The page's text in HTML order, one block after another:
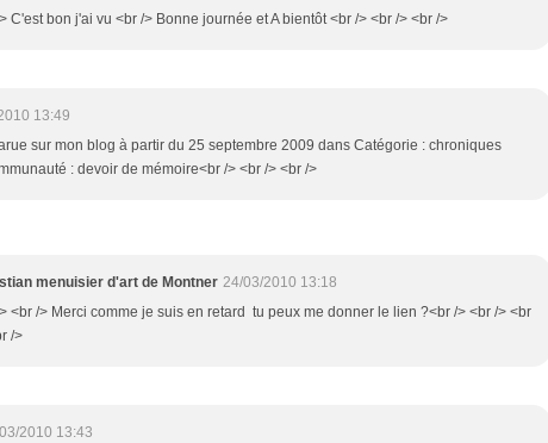
C'est bon j'ai vu <br /> Bonne journée et A bientôt <br /> <br /> <br />
13:49
sur mon blog à partir du 25 septembre 2009 dans Catégorie : chroniques
: devoir de mémoire<br /> <br /> <br />
menuisier d'art de Montner 24/03/2010 13:18
<br /> Merci comme je suis en retard tu peux me donner le lien ?<br /> <br /> <br
/>
2010 13:43